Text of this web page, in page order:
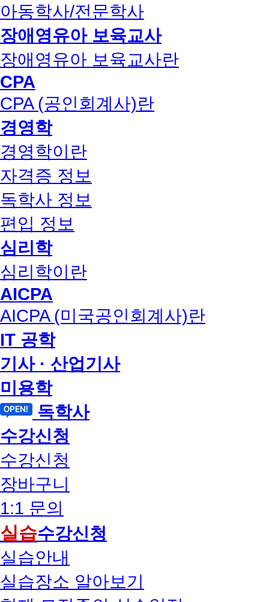
아동학사/전문학사
장애영유아 보육교사
장애영유아 보육교사란
CPA
CPA (공인회계사)란
경영학
경영학이란
자격증 정보
독학사 정보
편입 정보
심리학
심리학이란
AICPA
AICPA (미국공인회계사)란
IT 공학
기사 · 산업기사
미용학
독학사
수강신청
수강신청
장바구니
1:1 문의
실습수강신청
실습안내
실습장소 알아보기